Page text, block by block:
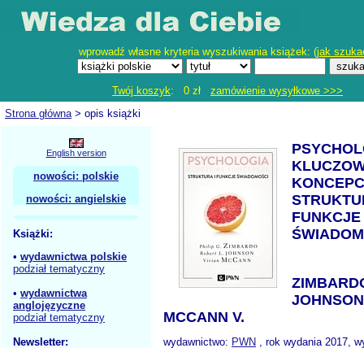
wprowadź własne kryteria wyszukiwania książek: (jak
Twój koszyk: 0 zł zamówienie wysyłkowe >>>
Strona główna> opis książki
English version
nowości: polskie
nowości: angielskie
Książki:
• wydawnictwa polskie
podział tematyczny
• wydawnictwa
anglojęzyczne
podział tematyczny
Newsletter:
FUNKCJE
MCCANN V.
wydawnictwo: PWN , rok wydania 2017,